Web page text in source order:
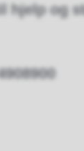
hjelp og